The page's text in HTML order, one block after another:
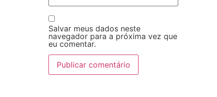
Salvar meus dados neste
navegador para a próxima vez que
eu comentar.